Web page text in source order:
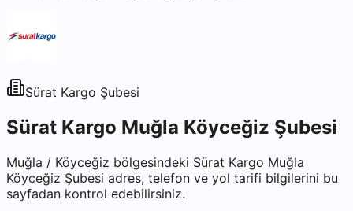
Sürat Kargo Şubesi
Sürat Kargo Muğla Köyceğiz Şubesi
Muğla / Köyceğiz bölgesindeki Sürat Kargo Muğla
Köyceğiz Şubesi adres, telefon ve yol tarifi bilgilerini bu
sayfadan kontrol edebilirsiniz.